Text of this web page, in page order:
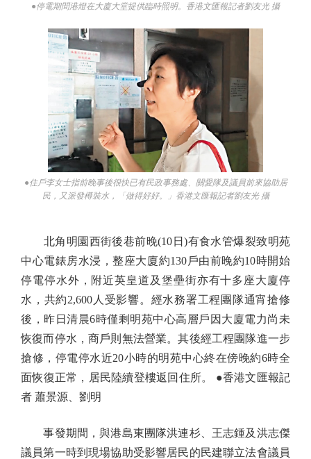
●停電期間港燈在大廈大堂提供臨時照明。香港文匯報記者劉友光 攝
●住戶李女士指前晚事後很快已有民政事務處、關愛隊及議員前來協助居
民，又派發樽裝水，「做得好好。」香港文匯報記者劉友光 攝
北角明園西街後巷前晚(10日)有食水管爆裂致明苑
中心電錶房水浸，整座大廈約130戶由前晚約10時開始
停電停水外，附近英皇道及堡壘街亦有十多座大廈停
水，共約2,600人受影響。經水務署工程團隊通宵搶修
後，昨日清晨6時僅剩明苑中心高層戶因大廈電力尚未
恢復而停水，商戶則無法營業。其後經工程團隊進一步
搶修，停電停水近20小時的明苑中心終在傍晚約6時全
面恢復正常，居民陸續登樓返回住所。 ●香港文匯報記
者 蕭景源、劉明
事發期間，與港島東團隊洪連杉、王志鍾及洪志傑
議員第一時到現場協助受影響居民的民建聯立法會議員